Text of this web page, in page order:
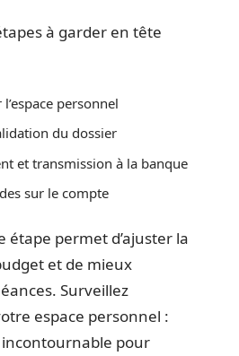
à garder en tête
personnel
du dossier
et transmission à la banque
sur le compte
étape permet d’ajuster la
et de mieux
Surveillez
espace personnel :
pour